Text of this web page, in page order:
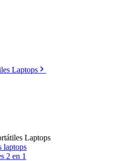
Laptops
Laptops
laptops
2 en 1